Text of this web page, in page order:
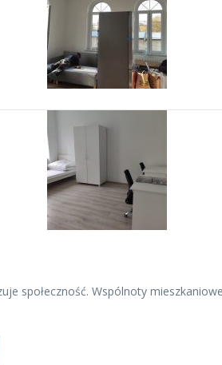
społeczność. Wspólnoty